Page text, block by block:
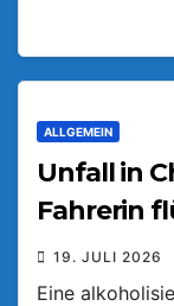
ALLGEMEIN
Unfall in
Fahrerin
19. JULI 2026
Eine